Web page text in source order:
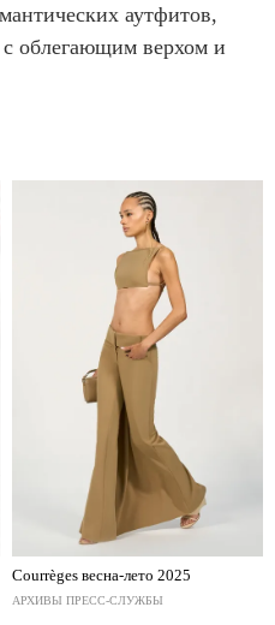
аутфитов,
с облегающим верхом и
Courrèges весна-лето 2025
АРХИВЫ ПРЕСС-СЛУЖБЫ